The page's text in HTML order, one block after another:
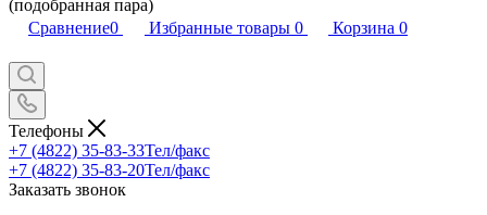
(подобранная пара)
Сравнение0 Избранные товары 0 Корзина 0
Телефоны
+7 (4822) 35-83-33Тел/факс
+7 (4822) 35-83-20Тел/факс
Заказать звонок